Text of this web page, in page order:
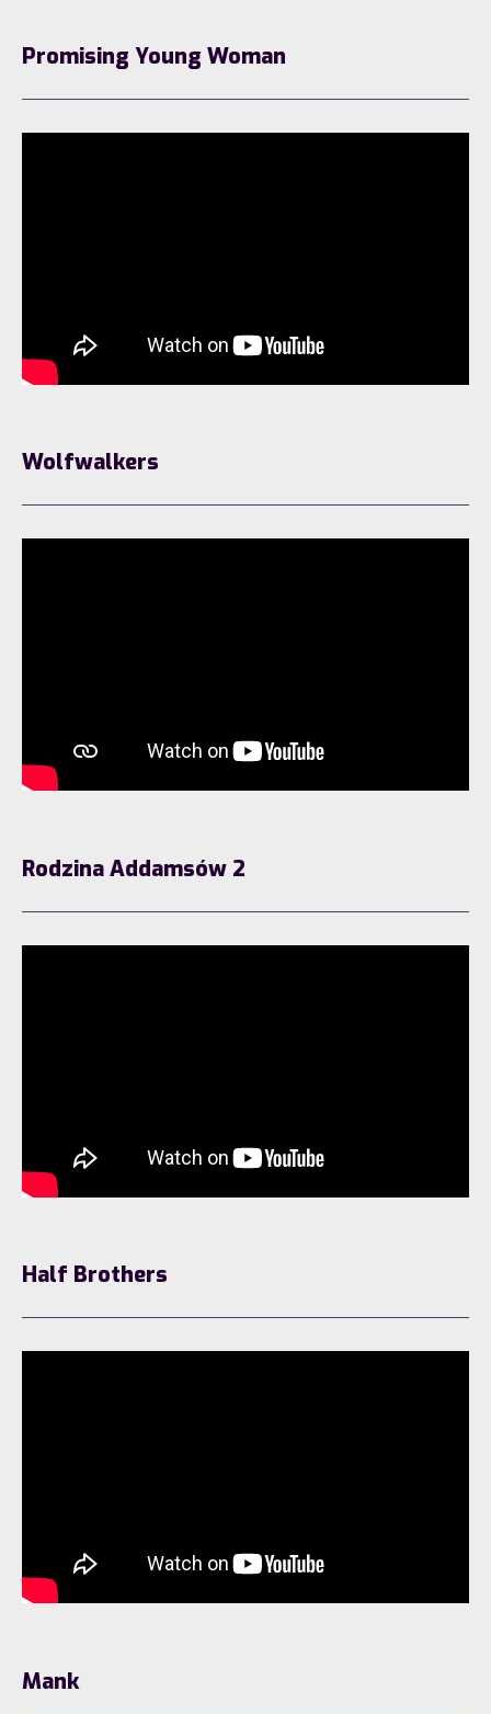
Promising Young Woman
Wolfwalkers
Rodzina Addamsów 2
Half Brothers
Mank